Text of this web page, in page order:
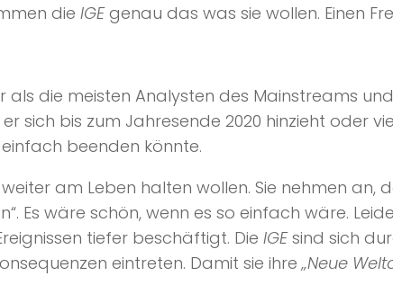
die IGEgenau das was sie wollen. Einen
die meisten Analysten des Mainstreams
sich bis zum Jahresende 2020 hinzieht oder
beenden könnte.
am Leben halten wollen. Sie nehmen an,
Es wäre schön, wenn es so einfach wäre.
tiefer beschäftigt. Die IGEsind sich
eintreten. Damit sie ihre„Neue